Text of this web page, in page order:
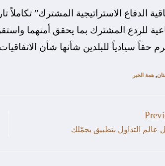
الدفاع الاستراتيجية المشترك” تكاملاً
للردع المشترك بما يحقق أمنهما
حقاً سيادياً للبلدين شأنها شأن
, همة الخبر
عالم التداول بتطبيق يجمّلك